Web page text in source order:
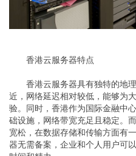
香港云服务器特点
香港云服务器具有独特的地理
近，网络延迟相对较低，能够为
验。同时，香港作为国际金融中
础设施，网络带宽充足且稳定。
宽松，在数据存储和传输方面有
器无需备案，企业和个人用户可